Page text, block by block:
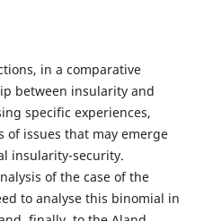
in a comparative
between insularity and
specific experiences,
of issues that may emerge
insularity-security.
of the case of the
to analyse this binomial in